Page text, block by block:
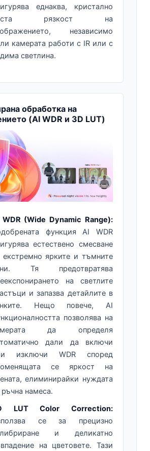
еднаква, кристално
рязкост на
независимо
камерата работи с IR или с
светлина.
обработка на
(AI WDR и 3D LUT)
WDR (Wide Dynamic Range):
функция AI WDR
естествено смесване
екстремно ярките и тъмните
Тя предотвратява
на светлите
и запазва детайлите в
Нещо повече, AI
позволява на
да определя
дали да включи
изключи WDR според
се яркост на
елиминирайки нуждата
ръчна намеса.
LUT Color Correction:
се за прецизно
и деликатно
на цветовете. Тази